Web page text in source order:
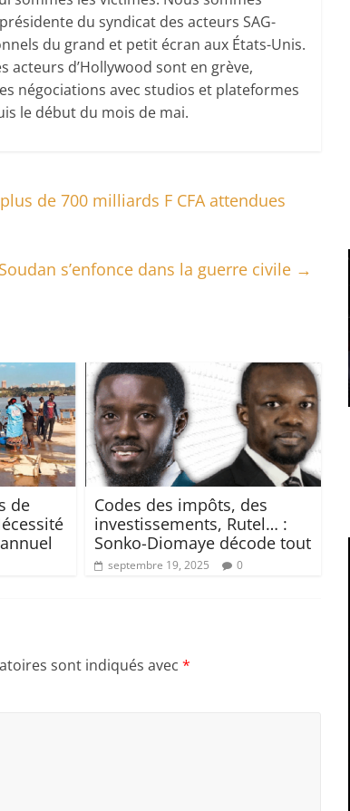
du syndicat des acteurs SAG-
du grand et petit écran aux États-Unis.
acteurs d’Hollywood sont en grève,
négociations avec studios et plateformes
le début du mois de mai.
de 700 milliards F CFA attendues
s’enfonce dans la guerre civile →
de
Codes des impôts, des
investissements, Rutel… :
Sonko-Diomaye décode tout
septembre 19, 2025 0
sont indiqués avec *